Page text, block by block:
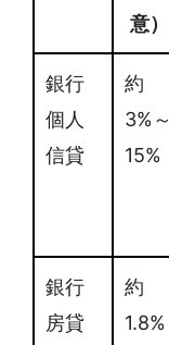
意）
銀行
個人
信貸
約
3%～
15%
銀行
房貸
約
1.8%